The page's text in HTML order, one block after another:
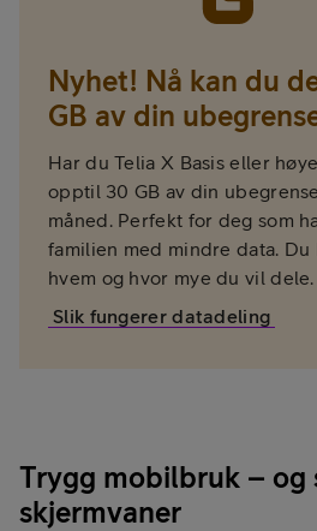
Nyhet! Nå kan du
GB av din
Har du Telia X Basis eller
opptil 30 GB av din
måned. Perfekt for deg som
familien med mindre data. Du
hvem og hvor mye du vil dele.
Slik fungerer datadeling
Trygg mobilbruk – og
skjermvaner